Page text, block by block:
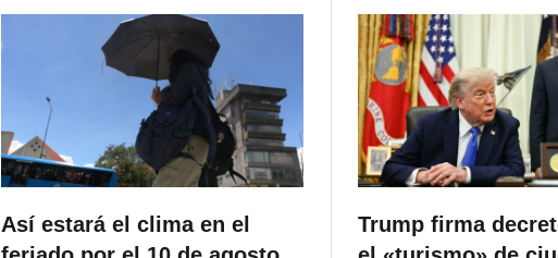
Así estará el clima en el
Trump firma